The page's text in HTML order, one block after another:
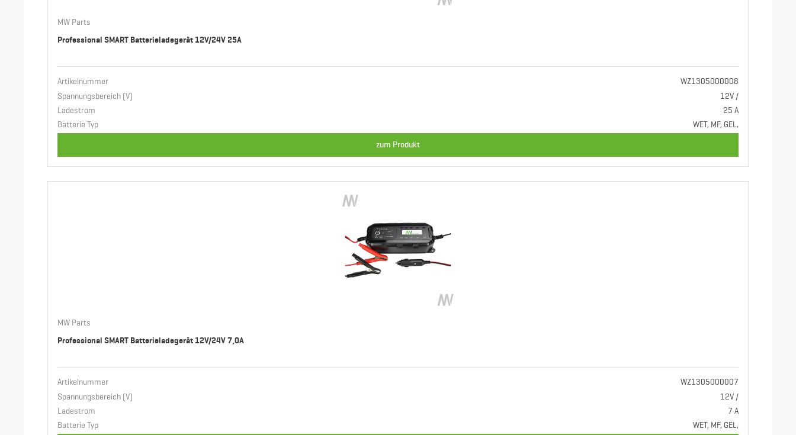
MW Parts
Professional SMART Batterieladegerät 12V/24V 25A
Artikelnummer
WZ1305000008
Spannungsbereich (V)
12V /
Ladestrom
25 A
Batterie Typ
WET, MF, GEL,
zum Produkt
MW Parts
Professional SMART Batterieladegerät 12V/24V 7,0A
Artikelnummer
WZ1305000007
Spannungsbereich (V)
12V /
Ladestrom
7 A
Batterie Typ
WET, MF, GEL,